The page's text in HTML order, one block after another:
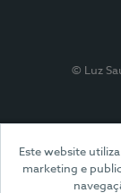
Este website
marketing e
© Luz